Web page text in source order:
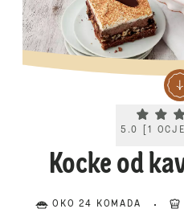
5.0 [1
Kocke od
OKO 24 KOMADA